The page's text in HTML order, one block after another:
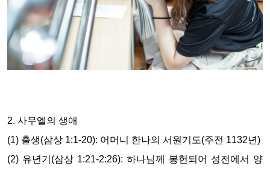
2. 사무엘의 생애
(1) 출생(삼상 1:1-20): 어머니 한나의 서원기도(주전 1132년)
(2) 유년기(삼상 1:21-2:26): 하나님께 봉헌되어 성전에서 양